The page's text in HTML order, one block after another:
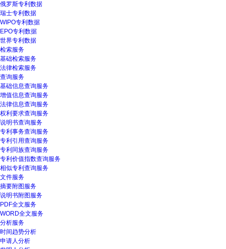
俄罗斯专利数据
瑞士专利数据
WIPO专利数据
EPO专利数据
世界专利数据
检索服务
基础检索服务
法律检索服务
查询服务
基础信息查询服务
增值信息查询服务
法律信息查询服务
权利要求查询服务
说明书查询服务
专利事务查询服务
专利引用查询服务
专利同族查询服务
专利价值指数查询服务
相似专利查询服务
文件服务
摘要附图服务
说明书附图服务
PDF全文服务
WORD全文服务
分析服务
时间趋势分析
申请人分析